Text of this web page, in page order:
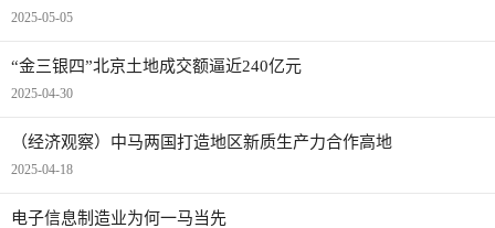
2025-05-05
“金三银四”北京土地成交额逼近240亿元
2025-04-30
（经济观察）中马两国打造地区新质生产力合作高地
2025-04-18
电子信息制造业为何一马当先